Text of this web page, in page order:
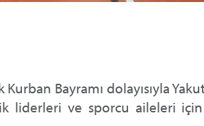
Bayramı dolayısıyla
liderleri ve sporcu aileleri